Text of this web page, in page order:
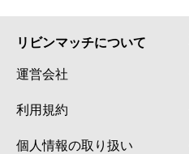
リビンマッチについて
運営会社
利用規約
個人情報の取り扱い